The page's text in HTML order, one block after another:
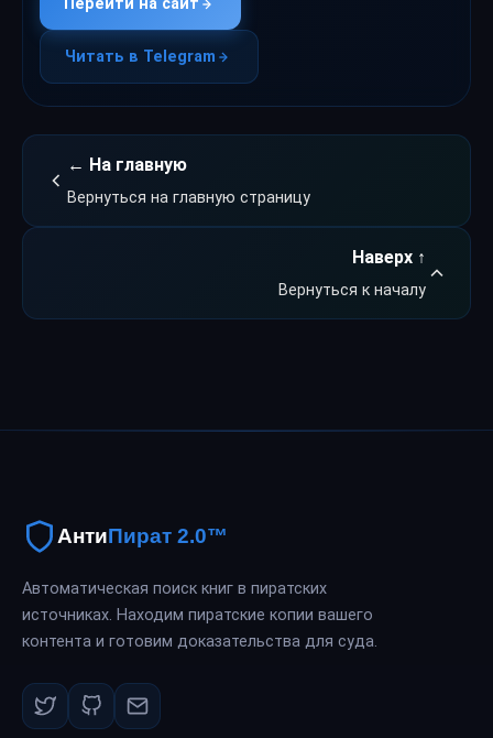
Перейти на сайт
Читать в Telegram
← На главную
Вернуться на главную страницу
Наверх ↑
Вернуться к началу
АнтиПират 2.0™
Автоматическая поиск книг в пиратских
источниках. Находим пиратские копии вашего
контента и готовим доказательства для суда.